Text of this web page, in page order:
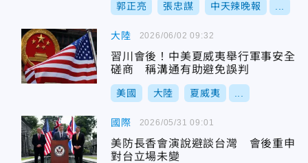
郭正亮 張忠謀 中天辣晚報
大陸
習川會後！中美夏威夷舉行軍事安全
磋商 稱溝通有助避免誤判
美國 大陸 夏威夷
2026/06/02 09:32
國際
美防長香會演說避談台灣 會後重申
對台立場未變
2026/05/31 09:01